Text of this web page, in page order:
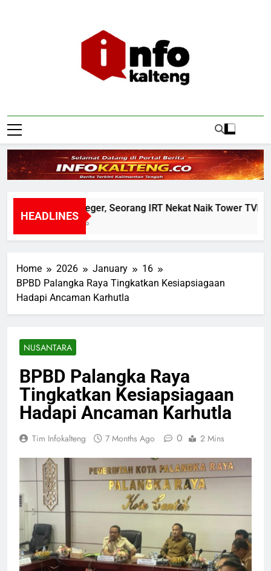
Infokalteng
HEADLINES
Warga Geger, Seorang IRT Nekat Naik Tower TVRI
3 Hours Ago
Home 2026 January
16
BPBD Palangka Raya Tingkatkan Kesiapsiagaan
Hadapi Ancaman Karhutla
NUSANTARA
BPBD Palangka Raya
Tingkatkan Kesiapsiagaan
Hadapi Ancaman Karhutla
Tim Infokalteng 7 Months Ago 0 2 Mins